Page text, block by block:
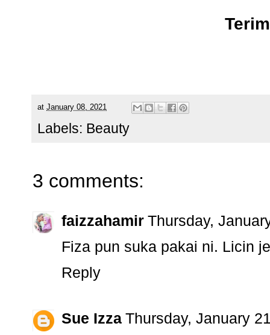
at January 08, 2021
Labels: Beauty
3 comments:
faizzahamir Thursday,
Fiza pun suka pakai ni. Licin
Reply
Sue Izza Thursday, January